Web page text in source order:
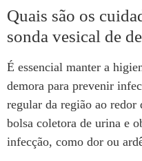
Quais são os
sonda vesical de
É essencial manter a
demora para prevenir
regular da região ao
bolsa coletora de urina e
infecção, como dor ou